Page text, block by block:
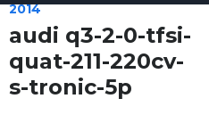
2014
audi q3-2-0-tfsi-
quat-211-220cv-
s-tronic-5p